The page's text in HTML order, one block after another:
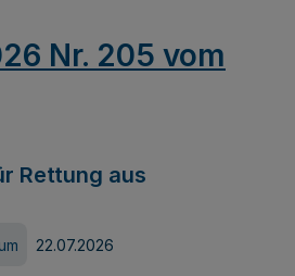
Nr. 205 vom
Rettung aus
22.07.2026